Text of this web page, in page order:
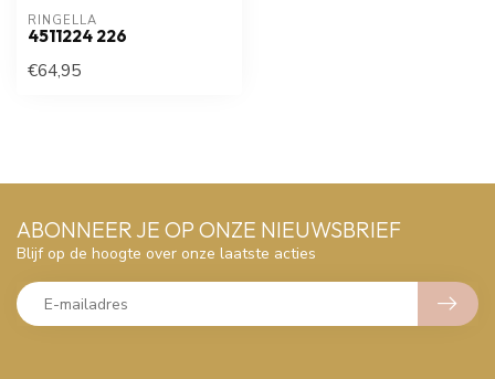
RINGELLA
4511224 226
€64,95
ABONNEER JE OP ONZE NIEUWSBRIEF
Blijf op de hoogte over onze laatste acties